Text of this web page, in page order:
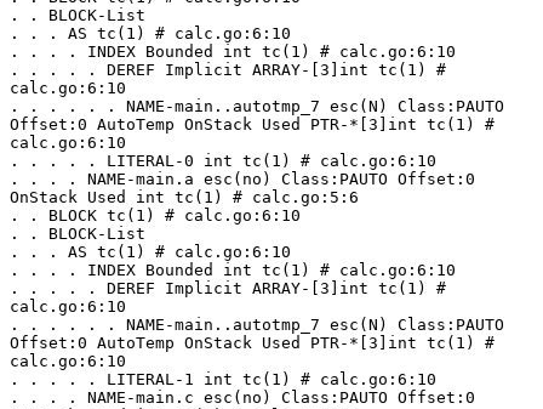
. . BLOCK-List
. . . AS tc(1) # calc.go:6:10
. . . . INDEX Bounded int tc(1) # calc.go:6:10
. . . . . DEREF Implicit ARRAY-[3]int tc(1) #
calc.go:6:10
. . . . . . NAME-main..autotmp_7 esc(N) Class:PAUTO
Offset:0 AutoTemp OnStack Used PTR-*[3]int tc(1) #
calc.go:6:10
. . . . . LITERAL-0 int tc(1) # calc.go:6:10
. . . . NAME-main.a esc(no) Class:PAUTO Offset:0
OnStack Used int tc(1) # calc.go:5:6
. . BLOCK tc(1) # calc.go:6:10
. . BLOCK-List
. . . AS tc(1) # calc.go:6:10
. . . . INDEX Bounded int tc(1) # calc.go:6:10
. . . . . DEREF Implicit ARRAY-[3]int tc(1) #
calc.go:6:10
. . . . . . NAME-main..autotmp_7 esc(N) Class:PAUTO
Offset:0 AutoTemp OnStack Used PTR-*[3]int tc(1) #
calc.go:6:10
. . . . . LITERAL-1 int tc(1) # calc.go:6:10
. . . . NAME-main.c esc(no) Class:PAUTO Offset:0